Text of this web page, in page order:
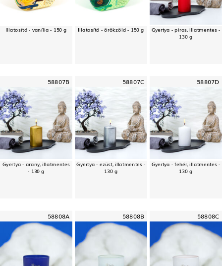
Illatosító - vanília - 150 g Illatosító - örökzöld - 150 g Gyertya - piros, illatmentes -
130 g
58807B
Gyertya - arany, illatmentes
- 130 g
58807C
Gyertya - ezüst, illatmentes -
130 g
58807D
Gyertya - fehér, illatmentes -
130 g
58808A 58808B 58808C